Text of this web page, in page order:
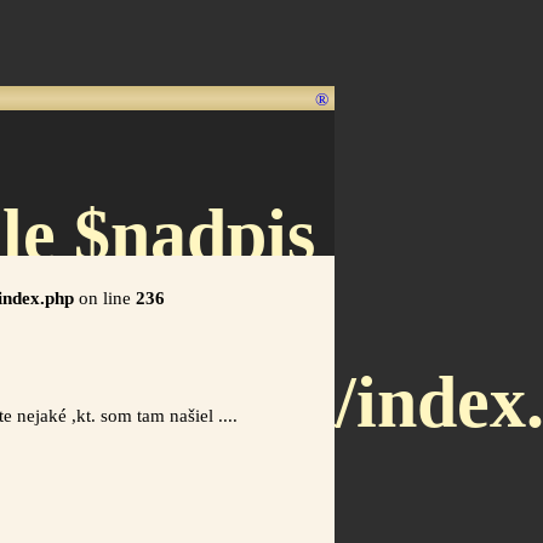
®
$nadpis
on line 236
nejaké ,kt. som tam našiel ....